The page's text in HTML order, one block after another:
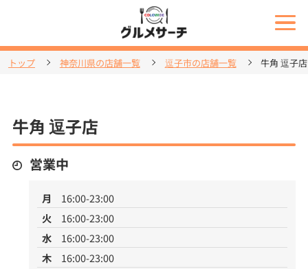
トップ 神奈川県の店舗一覧 逗子市の店舗一覧 牛角 逗子店
牛角 逗子店
営業中
月
16:00-23:00
火
16:00-23:00
水
16:00-23:00
木
16:00-23:00